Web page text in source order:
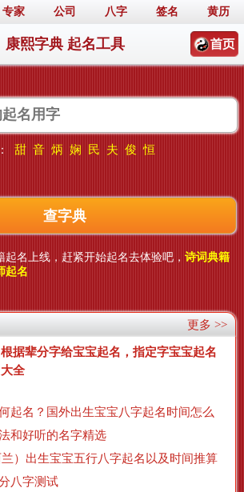
专家 公司 八字 签名 黄历
康熙字典 起名工具
甜 音 炳 娴 民 夫 俊 恒
名上线，赶紧开始起名去体验吧， 诗词典籍
起名
更多 >>
根据辈分字给宝宝起名，指定字宝宝起名
大全
和好听的名字精选
）出生宝宝五行八字起名以及时间推算
八字测试